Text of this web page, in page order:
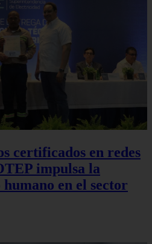
certificados en redes
impulsa la
en el sector